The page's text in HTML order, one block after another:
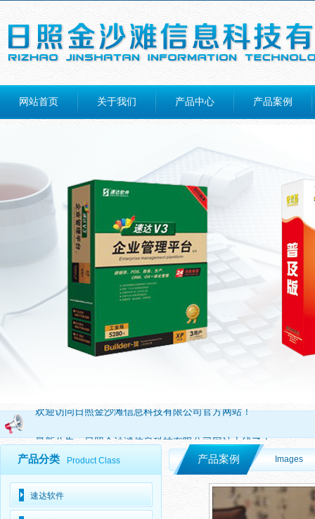
网站首页 关于我们 产品中心 产品案例
产品分类 Product Class
速达软件
产品案例 Images